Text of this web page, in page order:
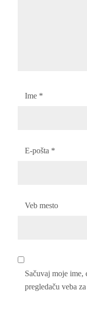
Ime *
E-pošta *
Veb mesto
Sačuvaj moje ime,
pregledaču veba